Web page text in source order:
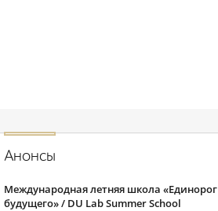
Анонсы
Международная летняя школа «Единорог
будущего» / DU Lab Summer School